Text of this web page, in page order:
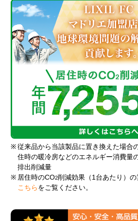
※ 従来品から当該製品に置き換えた場合
住時の暖冷房などのエネルギー消費量
排出削減量
※ 居住時のCO2削減効果（1台あたり）の
こちら をご覧ください。